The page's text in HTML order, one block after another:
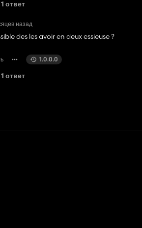
ответ
назад
des les avoir en deux essieuse ?
1.0.0.0
ответ